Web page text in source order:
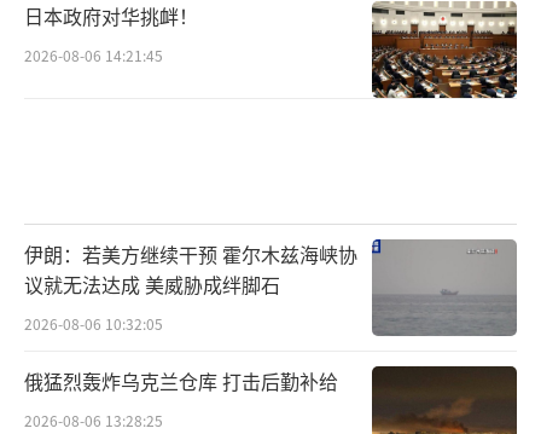
日本政府对华挑衅！
2026-08-06 14:21:45
伊朗：若美方继续干预 霍尔木兹海峡协
议就无法达成 美威胁成绊脚石
2026-08-06 10:32:05
俄猛烈轰炸乌克兰仓库 打击后勤补给
2026-08-06 13:28:25